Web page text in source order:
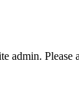
admin.